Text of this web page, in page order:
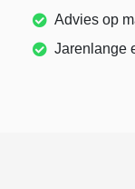
Advies op
Jarenlange